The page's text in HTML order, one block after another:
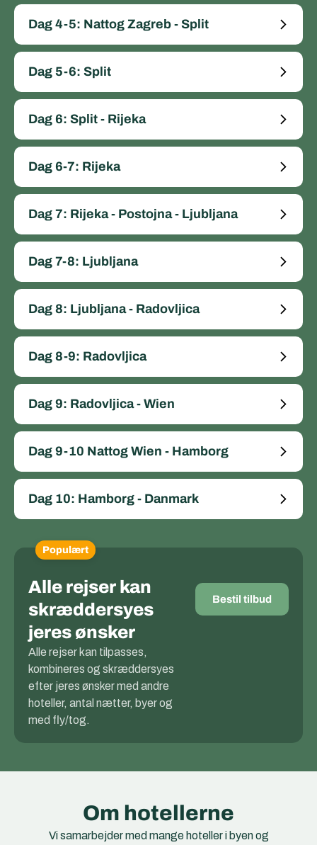
Dag 4-5: Nattog Zagreb - Split
Dag 5-6: Split
Dag 6: Split - Rijeka
Dag 6-7: Rijeka
Dag 7: Rijeka - Postojna - Ljubljana
Dag 7-8: Ljubljana
Dag 8: Ljubljana - Radovljica
Dag 8-9: Radovljica
Dag 9: Radovljica - Wien
Dag 9-10 Nattog Wien - Hamborg
Dag 10: Hamborg - Danmark
Populært
Alle rejser kan
skræddersyes
jeres ønsker
Alle rejser kan tilpasses,
kombineres og skræddersyes
efter jeres ønsker med andre
hoteller, antal nætter, byer og
med fly/tog.
Bestil tilbud
Om hotellerne
Vi samarbejder med mange hoteller i byen og